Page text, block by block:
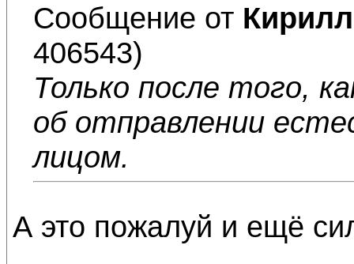
Сообщение от
406543)
Только после того,
об отправлении
лицом.
А это пожалуй и ещё